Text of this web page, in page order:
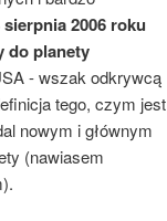
2006 roku
do planety
- wszak odkrywcą
tego, czym jest
nowym i głównym
(nawiasem